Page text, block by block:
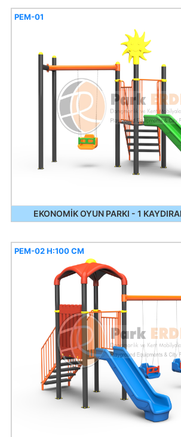
EKONOMİK OYUN PARKI - 1
PEM-01
PEM-02 H:100 CM